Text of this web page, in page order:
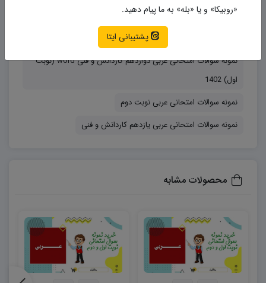
(نوبت اول) 1402
نمونه سوالات امتحانی عربی
نمونه سوالات امتحانی عربی دوازدهم کاردانش و فنی word (نوبت
اول) 1402
نمونه سوالات امتحانی عربی نوبت دوم
نمونه سوالات امتحانی عربی یازدهم کاردانش و فنی
محصولات مشابه
«روبیکا» و یا «بله» به ما پیام دهید.
پشتیبانی ایتا